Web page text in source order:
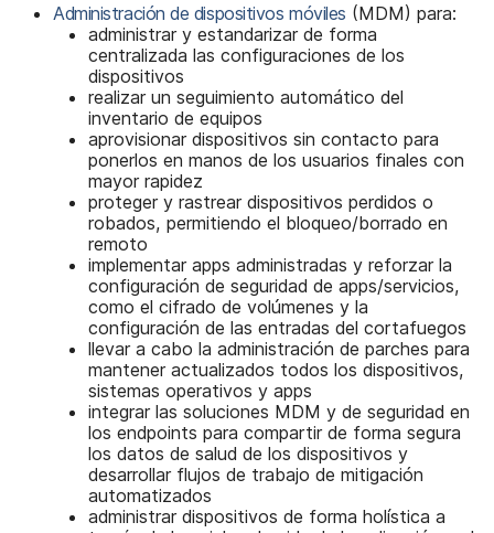
Administración de dispositivos móviles (MDM) para:
administrar y estandarizar de forma
centralizada las configuraciones de los
dispositivos
realizar un seguimiento automático del
inventario de equipos
aprovisionar dispositivos sin contacto para
ponerlos en manos de los usuarios finales con
mayor rapidez
proteger y rastrear dispositivos perdidos o
robados, permitiendo el bloqueo/borrado en
remoto
implementar apps administradas y reforzar la
configuración de seguridad de apps/servicios,
como el cifrado de volúmenes y la
configuración de las entradas del cortafuegos
llevar a cabo la administración de parches para
mantener actualizados todos los dispositivos,
sistemas operativos y apps
integrar las soluciones MDM y de seguridad en
los endpoints para compartir de forma segura
los datos de salud de los dispositivos y
desarrollar flujos de trabajo de mitigación
automatizados
administrar dispositivos de forma holística a